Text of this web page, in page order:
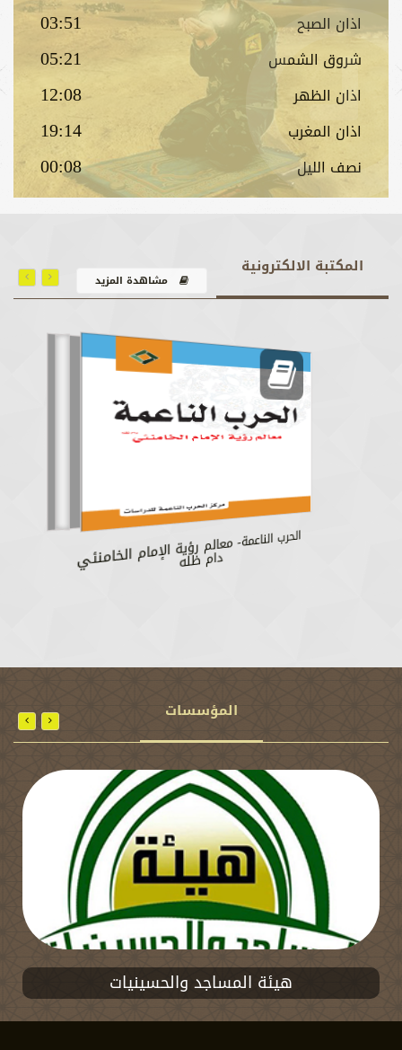
اذان الصبح
03:51
شروق الشمس 05:21
اذان الظهر 12:08
اذان المغرب 19:14
نصف اللیل 00:08
المكتبة الالكترونية
مشاهدة المزيد
الحرب الناعمة- معالم رؤية الإمام الخامنئي دام ظله
المؤسسات
هيئة المساجد والحسينيات